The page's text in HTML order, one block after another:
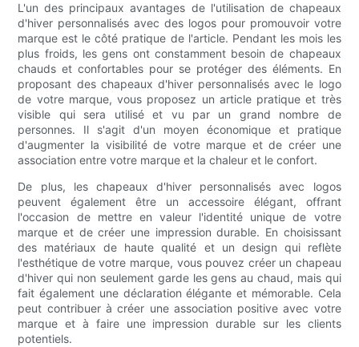
L'un des principaux avantages de l'utilisation de chapeaux
d'hiver personnalisés avec des logos pour promouvoir votre
marque est le côté pratique de l'article. Pendant les mois les
plus froids, les gens ont constamment besoin de chapeaux
chauds et confortables pour se protéger des éléments. En
proposant des chapeaux d'hiver personnalisés avec le logo
de votre marque, vous proposez un article pratique et très
visible qui sera utilisé et vu par un grand nombre de
personnes. Il s'agit d'un moyen économique et pratique
d'augmenter la visibilité de votre marque et de créer une
association entre votre marque et la chaleur et le confort.
De plus, les chapeaux d'hiver personnalisés avec logos
peuvent également être un accessoire élégant, offrant
l'occasion de mettre en valeur l'identité unique de votre
marque et de créer une impression durable. En choisissant
des matériaux de haute qualité et un design qui reflète
l'esthétique de votre marque, vous pouvez créer un chapeau
d'hiver qui non seulement garde les gens au chaud, mais qui
fait également une déclaration élégante et mémorable. Cela
peut contribuer à créer une association positive avec votre
marque et à faire une impression durable sur les clients
potentiels.